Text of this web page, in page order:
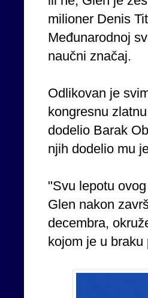
milioner Denis
Međunarodnoj
naučni značaj.
Odlikovan je
kongresnu
dodelio Barak
njih dodelio mu
"Svu lepotu
Glen nakon
decembra,
kojom je u